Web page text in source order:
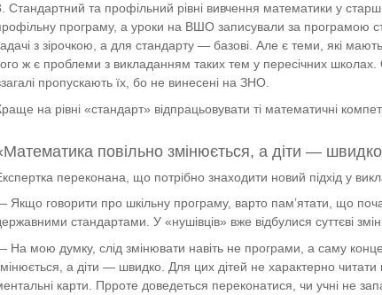
Стандартний та профільний рівні вивчення математики у
програму, а уроки на ВШО записували за програмою
з зірочкою, а для стандарту — базові. Але є теми, які
ж є проблеми з викладанням таких тем у пересічних школах.
пропускають їх, бо не винесені на ЗНО.
на рівні «стандарт» відпрацьовувати ті математичні
повільно змінюється, а діти —
переконана, що потрібно знаходити новий підхід у
Якщо говорити про шкільну програму, варто пам’ятати, що
стандартами. У «нушівців» вже відбулися суттєві
На мою думку, слід змінювати навіть не програми, а саму
а діти — швидко. Для цих дітей не характерно читати
карти. Прроте доведеться переконатися, чи учні не